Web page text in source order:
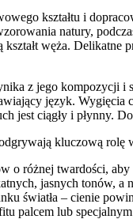
kształtu i
natury,
kształt węża. Delikatne
z jego kompozycji i
język. Wygięcia
jest ciągły i płynny.
kluczową rolę
o różnej twardości, aby
jasnych tonów, a
światła – cienie
palcem lub